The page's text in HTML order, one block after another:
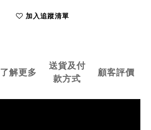
加入追蹤清單
了解更多
送貨及付
款方式
顧客評價